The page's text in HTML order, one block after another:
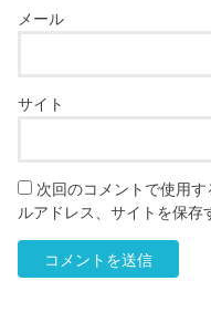
メール
サイト
次回のコメントで使用
ルアドレス、サイトを保存